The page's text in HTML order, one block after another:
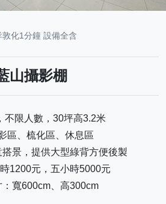
敦化1分鐘 設備全含
山攝影棚
不限人數，30坪高3.2米
區、梳化區、休息區
景，提供大型綠背方便後製
1200元，五小時5000元
寬600cm、高300cm